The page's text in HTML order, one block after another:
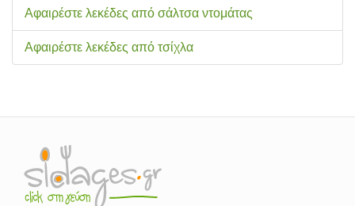
Αφαιρέστε λεκέδες από σάλτσα ντομάτας
Αφαιρέστε λεκέδες από τσίχλα